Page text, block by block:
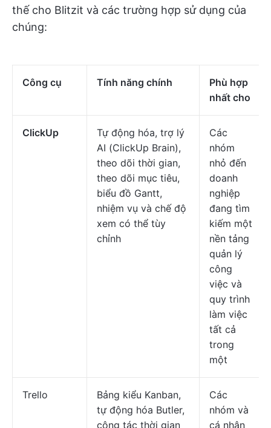
thế cho Blitzit và các trường hợp sử dụng của
chúng:
Công cụ Tính năng chính
Phù hợp
nhất cho
ClickUp
Tự động hóa, trợ lý
AI (ClickUp Brain),
theo dõi thời gian,
theo dõi mục tiêu,
biểu đồ Gantt,
nhiệm vụ và chế độ
xem có thể tùy
chỉnh
Các
nhóm
nhỏ đến
doanh
nghiệp
đang tìm
kiếm một
nền tảng
quản lý
công
việc và
quy trình
làm việc
tất cả
trong
một
Trello
Bảng kiểu Kanban,
tự động hóa Butler,
cộng tác thời gian
Các
nhóm và
cá nhân